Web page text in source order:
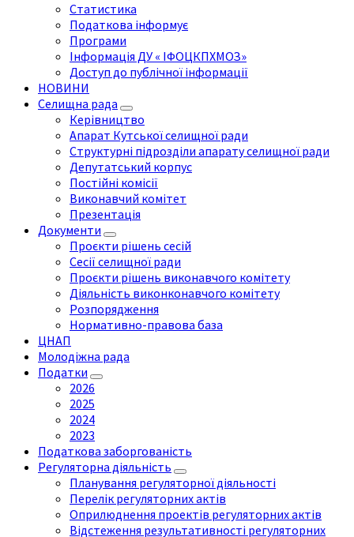
Статистика
Податкова інформує
Програми
Інформація ДУ « ІФОЦКПХМОЗ»
Доступ до публічної інформації
НОВИНИ
Селищна рада
Керівництво
Апарат Кутської селищної ради
Структурні підрозділи апарату селищної ради
Депутатський корпус
Постійні комісії
Виконавчий комітет
Презентація
Документи
Проєкти рішень сесій
Сесії селищної ради
Проєкти рішень виконавчого комітету
Діяльність виконконавчого комітету
Розпорядження
Нормативно-правова база
ЦНАП
Молодіжна рада
Податки
2026
2025
2024
2023
Податкова заборгованість
Регуляторна діяльність
Планування регуляторної діяльності
Перелік регуляторних актів
Оприлюднення проектів регуляторних актів
Відстеження результативності регуляторних